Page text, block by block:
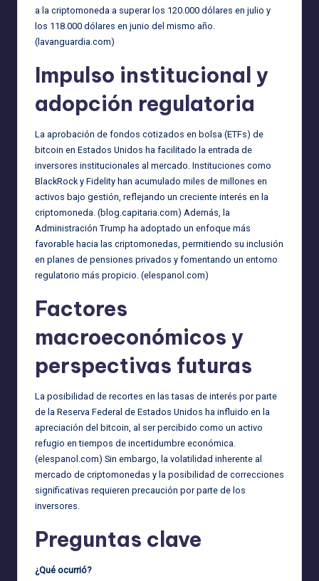
a la criptomoneda a superar los 120.000 dólares en julio y
los 118.000 dólares en junio del mismo año.
( lavanguardia.com)
Impulso institucional y
adopción regulatoria
La aprobación de fondos cotizados en bolsa (ETFs) de
bitcoin en Estados Unidos ha facilitado la entrada de
inversores institucionales al mercado. Instituciones como
BlackRock y Fidelity han acumulado miles de millones en
activos bajo gestión, reflejando un creciente interés en la
criptomoneda. (blog.capitaria.com) Además, la
Administración Trump ha adoptado un enfoque más
favorable hacia las criptomonedas, permitiendo su inclusión
en planes de pensiones privados y fomentando un entorno
regulatorio más propicio. (elespanol.com)
Factores
macroeconómicos y
perspectivas futuras
La posibilidad de recortes en las tasas de interés por parte
de la Reserva Federal de Estados Unidos ha influido en la
apreciación del bitcoin, al ser percibido como un activo
refugio en tiempos de incertidumbre económica.
(elespanol.com) Sin embargo, la volatilidad inherente al
mercado de criptomonedas y la posibilidad de correcciones
significativas requieren precaución por parte de los
inversores.
Preguntas clave
¿Qué ocurrió?